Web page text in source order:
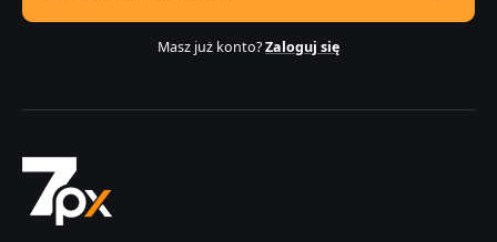
Masz już konto?Zaloguj się